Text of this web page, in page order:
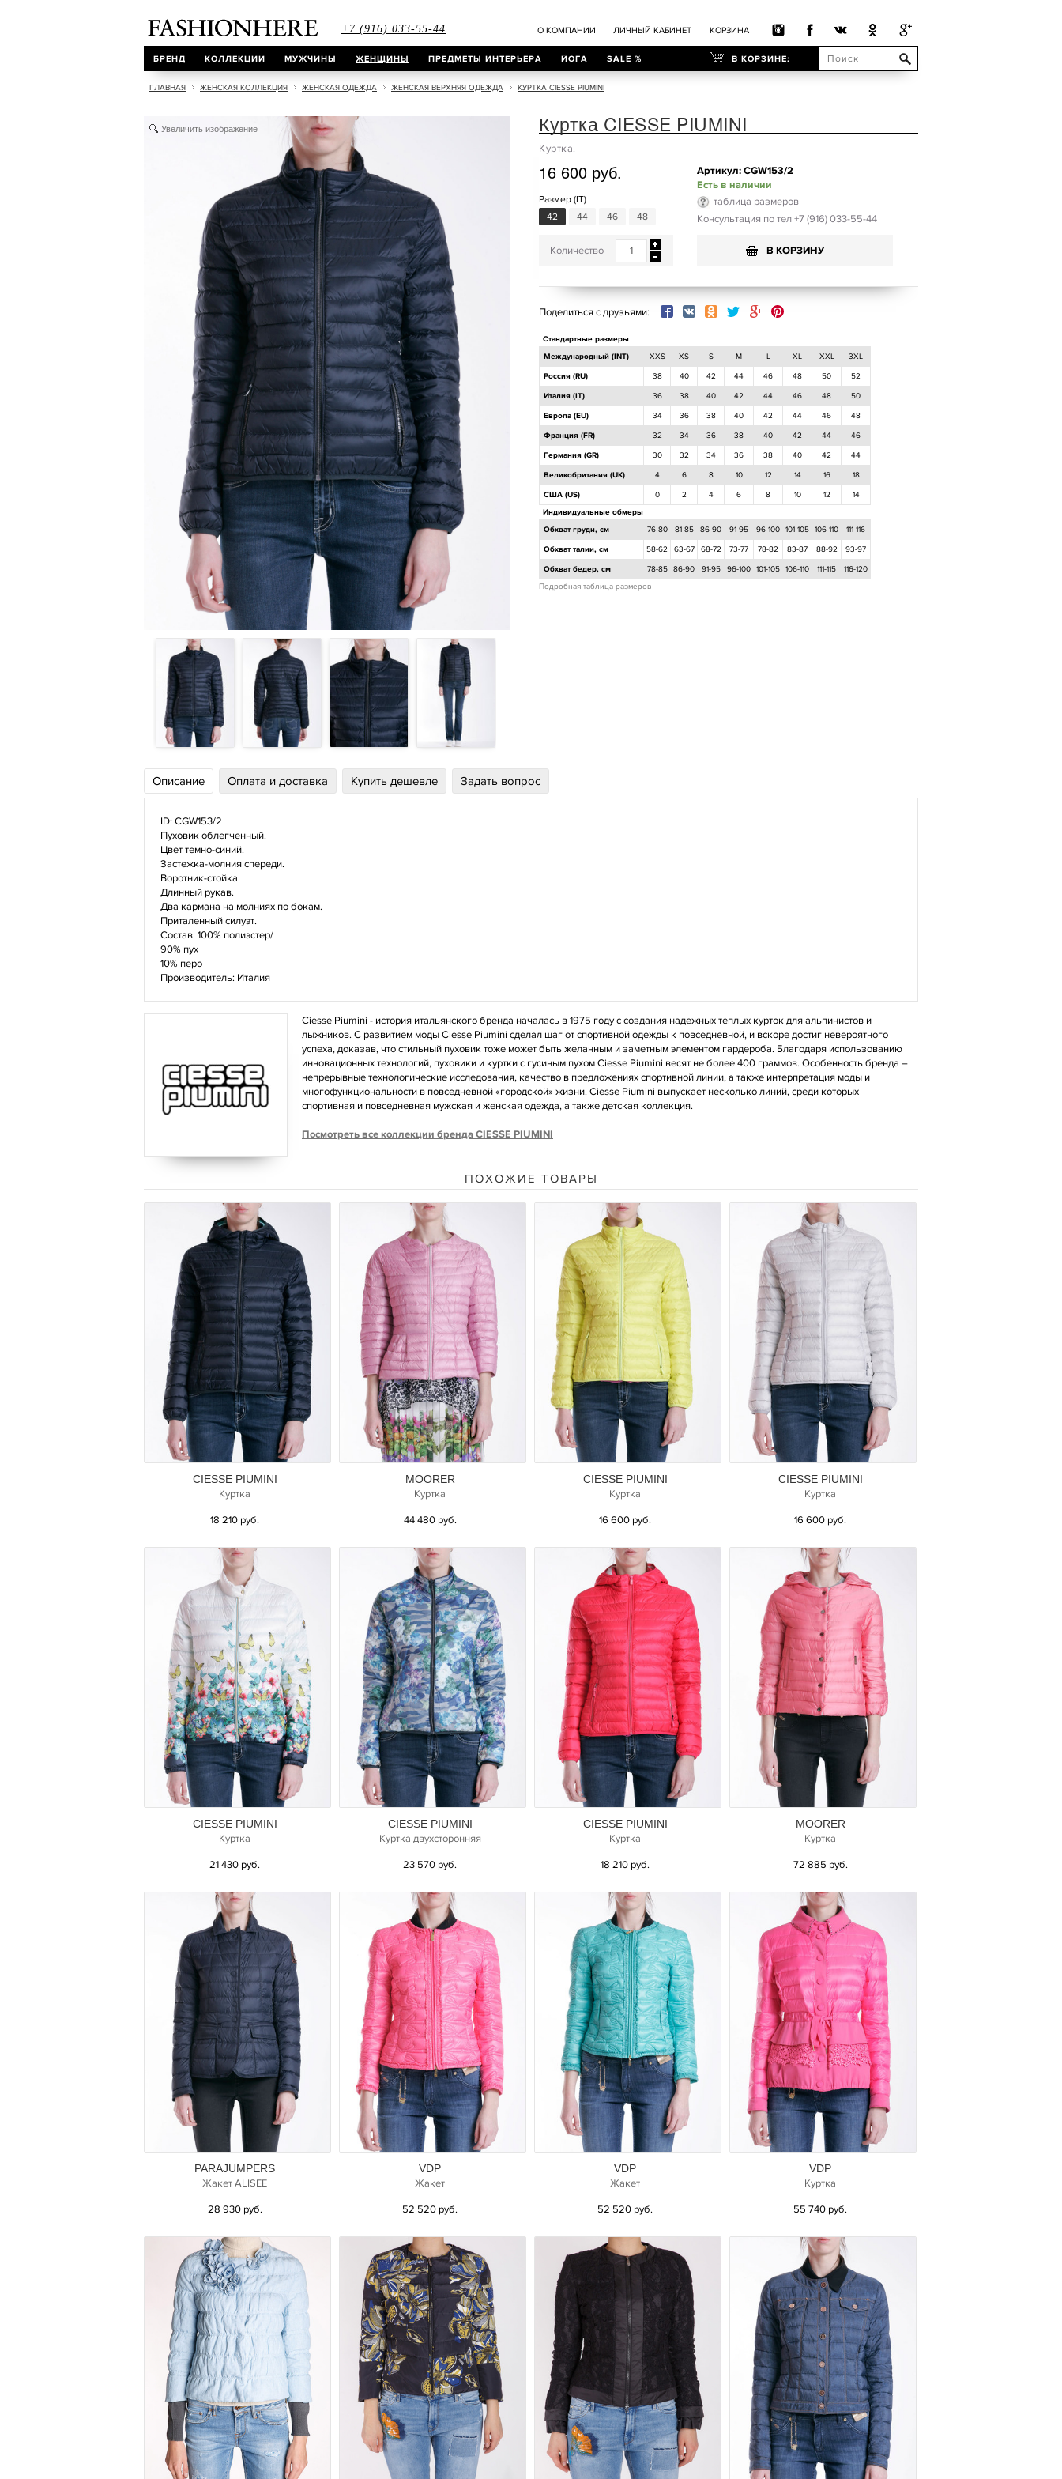
+7 (916) 033-55-44 О КОМПАНИИ ЛИЧНЫЙ КАБИНЕТ КОРЗИНА
В КОРЗИНЕ:
БРЕНД КОЛЛЕКЦИИ МУЖЧИНЫ ЖЕНЩИНЫ ПРЕДМЕТЫ ИНТЕРЬЕРА ЙОГА SALE %
ГЛАВНАЯ ЖЕНСКАЯ КОЛЛЕКЦИЯ ЖЕНСКАЯ ОДЕЖДА ЖЕНСКАЯ ВЕРХНЯЯ ОДЕЖДА КУРТКА CIESSE PIUMINI
Увеличить изображение Куртка CIESSE PIUMINI
Куртка.
16 600 руб.
Артикул: CGW153/2
Есть в наличии
Размер (IT)
42
44 46 48
таблица размеров
Консультация по тел +7 (916) 033-55-44
Количество В КОРЗИНУ
Поделиться с друзьями:
Стандартные размеры
Международный (INT)
XXS XS S M L XL XXL 3XL
Россия (RU) 38 40 42 44 46 48 50 52
Италия (IT) 36 38 40 42 44 46 48 50
Европа (EU) 34 36 38 40 42 44 46 48
Франция (FR) 32 34 36 38 40 42 44 46
Германия (GR) 30 32 34 36 38 40 42 44
Великобритания (UK) 4 6 8 10 12 14 16 18
США (US) 0 2 4 6 8 10 12 14
Индивидуальные обмеры
Обхват груди, см
76-80 81-85 86-90 91-95 96-100 101-105 106-110 111-116
Обхват талии, см 58-62 63-67 68-72 73-77 78-82 83-87 88-92 93-97
Обхват бедер, см 78-85 86-90 91-95 96-100 101-105 106-110 111-115
116-120
Подробная таблица размеров
Описание Оплата и доставка Купить дешевле Задать вопрос
ID: CGW153/2
Пуховик облегченный.
Цвет темно-синий.
Застежка-молния спереди.
Воротник-стойка.
Длинный рукав.
Два кармана на молниях по бокам.
Приталенный силуэт.
Состав: 100% полиэстер/
90% пух
10% перо
Производитель: Италия
Ciesse Piumini - история итальянского бренда началась в 1975 году с создания надежных теплых курток для альпинистов и
лыжников. С развитием моды Ciesse Piumini сделал шаг от спортивной одежды к повседневной, и вскоре достиг невероятного
успеха, доказав, что стильный пуховик тоже может быть желанным и заметным элементом гардероба. Благодаря использованию
инновационных технологий, пуховики и куртки с гусиным пухом Ciesse Piumini весят не более 400 граммов. Особенность бренда –
непрерывные технологические исследования, качество в предложениях спортивной линии, а также интерпретация моды и
многофункциональности в повседневной «городской» жизни. Ciesse Piumini выпускает несколько линий, среди которых
спортивная и повседневная мужская и женская одежда, а также детская коллекция.
Посмотреть все коллекции бренда CIESSE PIUMINI
ПОХОЖИЕ ТОВАРЫ
CIESSE PIUMINI
Куртка
18 210 руб.
MOORER
Куртка
44 480 руб.
CIESSE PIUMINI
Куртка
16 600 руб.
CIESSE PIUMINI
Куртка
16 600 руб.
CIESSE PIUMINI
Куртка
21 430 руб.
CIESSE PIUMINI
Куртка двухсторонняя
23 570 руб.
CIESSE PIUMINI
Куртка
18 210 руб.
MOORER
Куртка
72 885 руб.
PARAJUMPERS
Жакет ALISEE
28 930 руб.
VDP
Жакет
52 520 руб.
VDP
Жакет
52 520 руб.
VDP
Куртка
55 740 руб.